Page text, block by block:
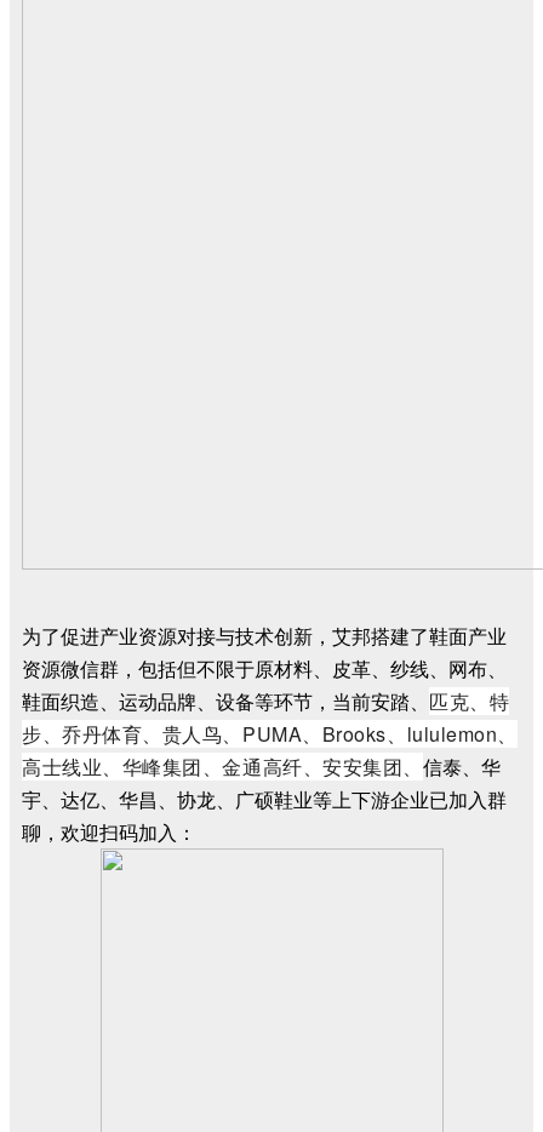
为了促进产业资源对接与技术创新，艾邦搭建了鞋面产业
资源微信群，包括但不限于原材料、皮革、纱线、网布、
鞋面织造、运动品牌、设备等环节，当前安踏、 匹克、特
步、乔丹体育、 贵人鸟、PUMA、Brooks、lululemon、
高士线业、 华峰集团、金通高纤、安安集团、 信泰、华
宇、达亿、华昌、协龙、广硕鞋业等上下游企业已加入群
聊， 欢迎扫码加入：